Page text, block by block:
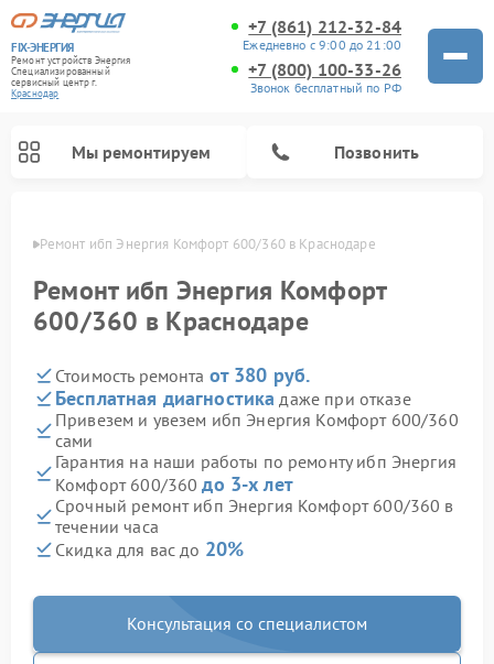
FIX-ЭНЕРГИЯ
Ремонт устройств Энергия
Специализированный
cервисный центр г.
Краснодар
+7 (861) 212-32-84
Ежедневно с 9:00 до 21:00
+7 (800) 100-33-26
Звонок бесплатный по РФ
Мы ремонтируем Позвонить
Ремонт ибп Энергия Комфорт 600/360 в Краснодаре
Ремонт ибп Энергия Комфорт
600/360 в Краснодаре
Стоимость ремонта от 380 руб.
Бесплатная диагностика даже при отказе
Привезем и увезем ибп Энергия Комфорт 600/360
сами
Гарантия на наши работы по ремонту ибп Энергия
Комфорт 600/360до 3-х лет
Срочный ремонт ибп Энергия Комфорт 600/360 в
течении часа
Скидка для вас до 20%
Консультация со специалистом